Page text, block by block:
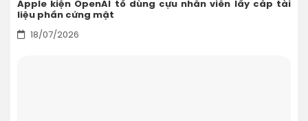
Apple kiện OpenAI tố dùng cựu nhân viên lấy cắp tài
liệu phần cứng mật
18/07/2026